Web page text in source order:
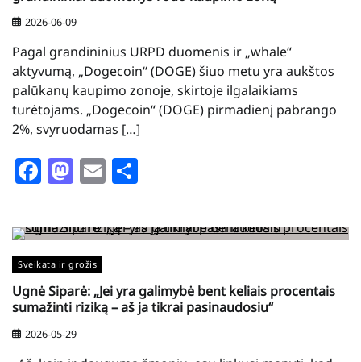
2026-06-09
Pagal grandininius URPD duomenis ir „whale“
aktyvumą, „Dogecoin“ (DOGE) šiuo metu yra aukštos
palūkanų kaupimo zonoje, skirtoje ilgalaikiams
turėtojams. „Dogecoin“ (DOGE) pirmadienį pabrango
2%, svyruodamas […]
Facebook
Mastodon
Email
Sveikata ir grožis
Ugnė Siparė: „Jei yra galimybė bent keliais procentais
sumažinti riziką – aš ja tikrai pasinaudosiu“
2026-05-29